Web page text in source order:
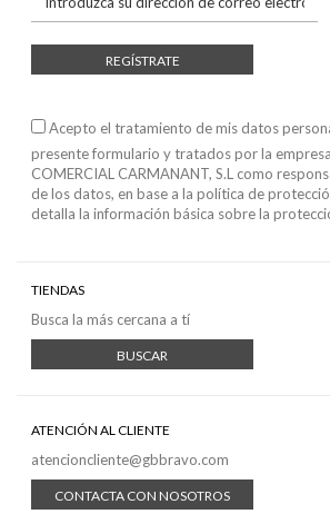
REGÍSTRATE
Acepto el tratamiento de mis datos
presente formulario y tratados por la
COMERCIAL CARMANANT, S.L como
de los datos, en base a la política de
detalla la información básica sobre la
TIENDAS
Busca la más cercana a tí
BUSCAR
ATENCIÓN AL CLIENTE
atencioncliente@gbbravo.com
CONTACTA CON NOSOTROS